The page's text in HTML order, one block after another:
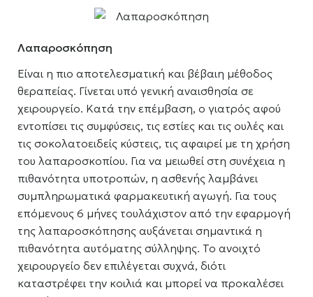
Λαπαροσκόπηση
Είναι η πιο αποτελεσματική και βέβαιη μέθοδος
θεραπείας. Γίνεται υπό γενική αναισθησία σε
χειρουργείο. Κατά την επέμβαση, ο γιατρός αφού
εντοπίσει τις συμφύσεις, τις εστίες και τις ουλές και
τις σοκολατοειδείς κύστεις, τις αφαιρεί με τη χρήση
του λαπαροσκοπίου. Για να μειωθεί στη συνέχεια η
πιθανότητα υποτροπών, η ασθενής λαμβάνει
συμπληρωματικά φαρμακευτική αγωγή. Για τους
επόμενους 6 μήνες τουλάχιστον από την εφαρμογή
της λαπαροσκόπησης αυξάνεται σημαντικά η
πιθανότητα αυτόματης σύλληψης. Το ανοιχτό
χειρουργείο δεν επιλέγεται συχνά, διότι
καταστρέφει την κοιλιά και μπορεί να προκαλέσει